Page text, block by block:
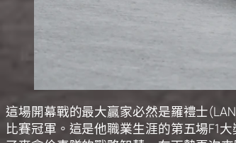
這場開幕戰的最大贏家必然是羅禮士
比賽冠軍。這是他職業生涯的第五場F1